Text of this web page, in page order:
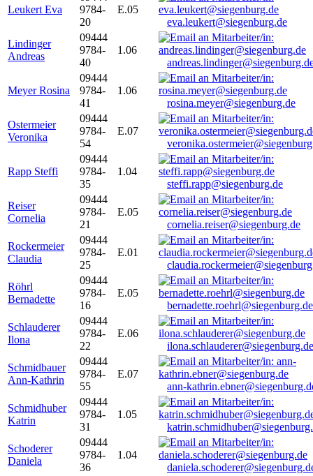
Leukert Eva
9784-
20
E.05
eva.leukert@siegenburg.de
Lindinger
Andreas
09444
9784-
40
1.06
Meyer Rosina
09444
9784-
41
1.06
rosina.meyer@siegenburg.de
Ostermeier
Veronika
09444
9784-
54
E.07
Rapp Steffi
09444
9784-
35
1.04
steffi.rapp@siegenburg.de
Reiser
Cornelia
09444
9784-
21
E.05
cornelia.reiser@siegenburg.de
Rockermeier
Claudia
09444
9784-
25
E.01
Röhrl
Bernadette
09444
9784-
16
E.05
bernadette.roehrl@siegenburg.de
Schlauderer
Ilona
09444
9784-
22
E.06
ilona.schlauderer@siegenburg.de
Schmidbauer
Ann-Kathrin
09444
9784-
55
E.07
ann-
Schmidhuber
Katrin
09444
9784-
31
1.05
Schoderer
Daniela
09444
9784-
36
1.04